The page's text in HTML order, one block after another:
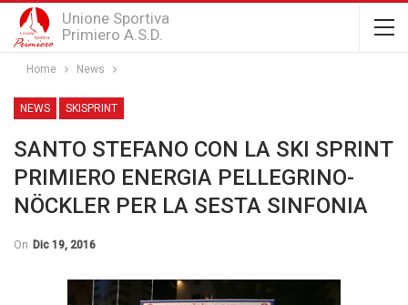
Unione Sportiva
Primiero A.S.D.
Home News
NEWS SKISPRINT
SANTO STEFANO CON LA SKI SPRINT
PRIMIERO ENERGIA PELLEGRINO-
NÖCKLER PER LA SESTA SINFONIA
On Dic 19, 2016